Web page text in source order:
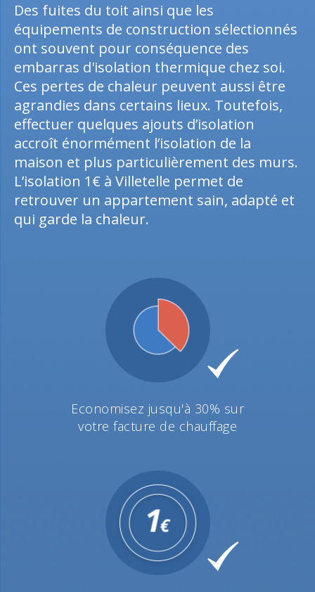
Des fuites du toit ainsi que les
équipements de construction sélectionnés
ont souvent pour conséquence des
embarras d'isolation thermique chez soi.
Ces pertes de chaleur peuvent aussi être
agrandies dans certains lieux. Toutefois,
effectuer quelques ajouts d’isolation
accroît énormément l’isolation de la
maison et plus particulièrement des murs.
L’isolation 1€ à Villetelle permet de
retrouver un appartement sain, adapté et
qui garde la chaleur.
Economisez jusqu'à 30% sur
votre facture de chauffage